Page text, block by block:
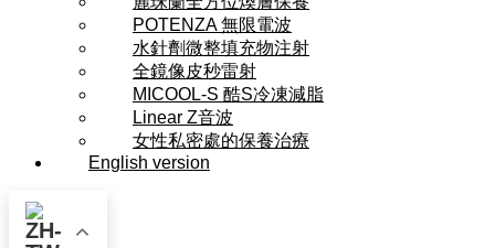
POTENZA 無限電波
水針劑微整填充物注射
全鏡像皮秒雷射
MICOOL-S 酷S冷凍減脂
Linear Z音波
女性私密處的保養治療
English version